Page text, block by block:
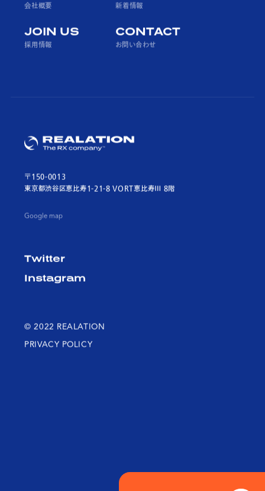
〒150-0013
東京都渋谷区恵比寿1-21-8 VORT恵比寿Ⅲ 8階
Google map
Twitter
Instagram
会社概要 新着情報
JOIN US
採用情報
CONTACT
お問い合わせ
© 2022 REALATION
PRIVACY POLICY